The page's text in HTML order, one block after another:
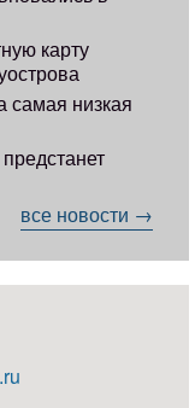
карту
низкая
все новости →